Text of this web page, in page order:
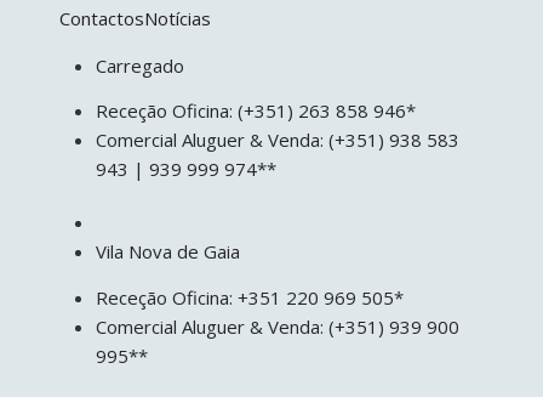
ContactosNotícias
Carregado
Receção Oficina: (+351) 263 858 946*
Comercial Aluguer & Venda: (+351) 938 583
943 | 939 999 974**
Vila Nova de Gaia
Receção Oficina: +351 220 969 505*
Comercial Aluguer & Venda: (+351) 939 900
995**